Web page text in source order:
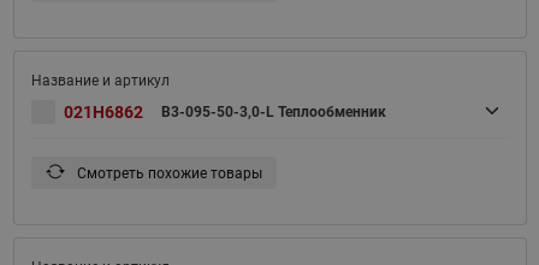
021H6862 B3-095-50-3,0-L Теплообменник
Смотреть похожие товары